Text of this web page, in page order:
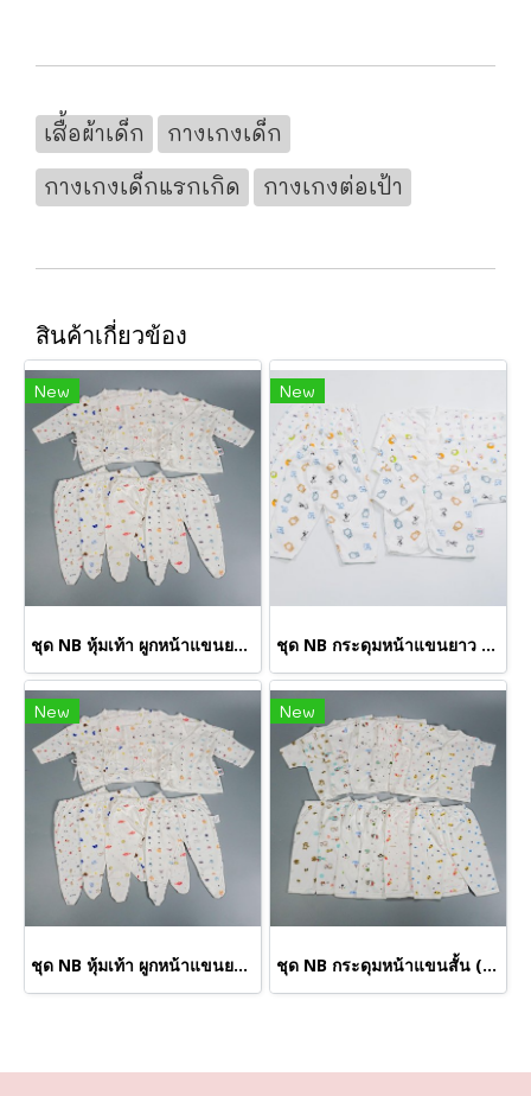
เสื้อผ้าเด็ก
กางเกงเด็ก
กางเกงเด็กแรกเกิด
กางเกงต่อเป้า
สินค้าเกี่ยวข้อง
New
ชุด NB หุ้มเท้า ผูกหน้าแขนยาว S (ขายส่งเริ่มต้น 100 ชุด)
New
ชุด NB กระดุมหน้าแขนยาว (ขายส่งเริ่มต้น 100 ชุด)
New
ชุด NB หุ้มเท้า ผูกหน้าแขนยาว M (ขายส่งเริ่มต้น 100 ชุด )
New
ชุด NB กระดุมหน้าแขนสั้น (ขายส่งเริ่มต้น 100 ชุด )